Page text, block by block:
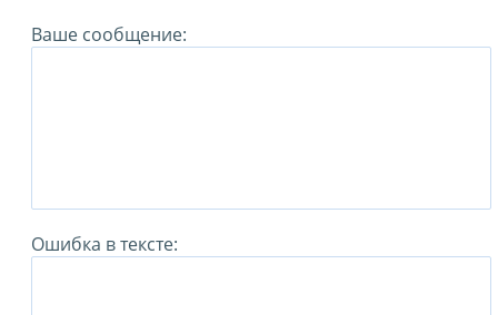
Ваше сообщение:
Ошибка в тексте: